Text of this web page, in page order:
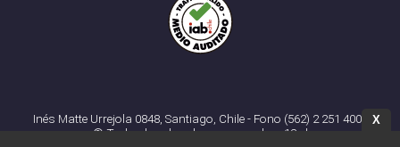
Inés Matte Urrejola 0848, Santiago, Chile - Fono (562) 2 251 4000
© Todos los derechos reservados. 13.cl
X